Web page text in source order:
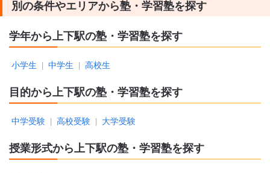
別の条件やエリアから塾・学習塾を探す
学年から上下駅の塾・学習塾を探す
小学生 | 中学生 | 高校生
目的から上下駅の塾・学習塾を探す
中学受験 | 高校受験 | 大学受験
授業形式から上下駅の塾・学習塾を探す